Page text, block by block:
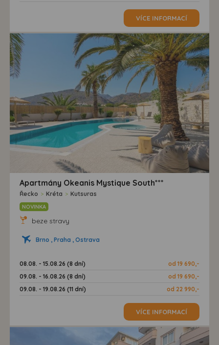
VÍCE INFORMACÍ
Apartmány Okeanis Mystique South***
Řecko > Kréta > Kutsuras
NOVINKA
beze stravy
Brno , Praha , Ostrava
08.08. - 15.08.26 (8 dní)
od 19 690,-
09.08. - 16.08.26 (8 dní)
od 19 690,-
09.08. - 19.08.26 (11 dní)
od 22 990,-
VÍCE INFORMACÍ